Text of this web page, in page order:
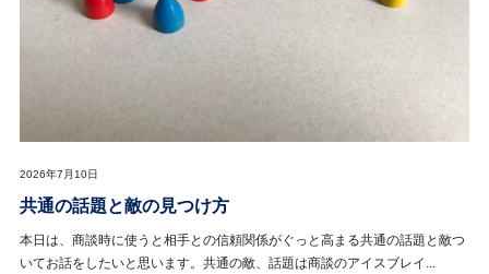
2026年7月10日
共通の話題と敵の見つけ方
本日は、商談時に使うと相手との信頼関係がぐっと高まる共通の話題と敵つ
いてお話をしたいと思います。共通の敵、話題は商談のアイスブレイ...